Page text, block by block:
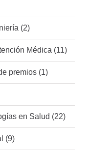
(2)
Médica (11)
premios (1)
en Salud (22)
(9)